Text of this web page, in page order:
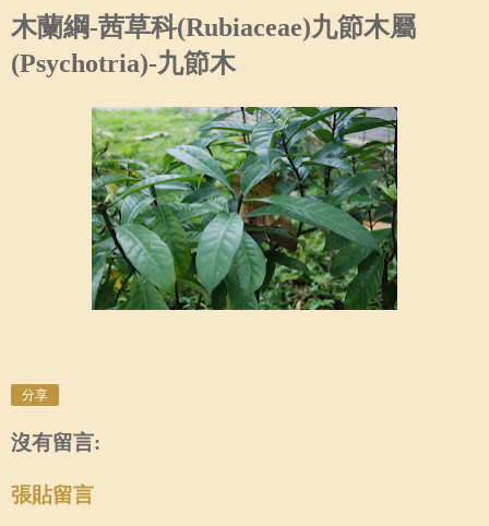
木蘭綱-茜草科(Rubiaceae)九節木屬
(Psychotria)-九節木
分享
沒有留言:
張貼留言